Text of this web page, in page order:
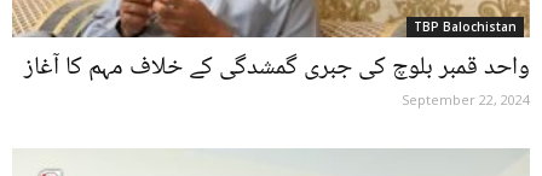
TBP Balochistan
واحد قمبر بلوچ کی جبری گمشدگی کے خلاف مہم کا آغاز
September 22, 2024